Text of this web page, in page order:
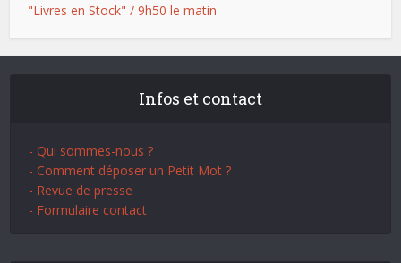
"Livres en Stock" / 9h50 le matin
Infos et contact
- Qui sommes-nous ?
- Comment déposer un Petit Mot ?
- Revue de presse
- Formulaire contact